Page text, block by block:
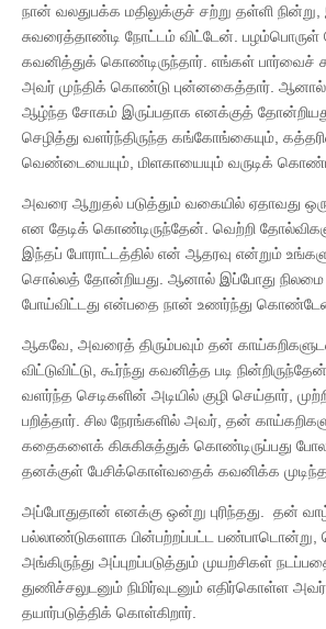
நான் வலதுபக்க மதிலுக்குச் சற்று தள்ளி நின்று,
சுவரைத்தாண்டி நோட்டம் விட்டேன். பழம்பொருள்
கவனித்துக் கொண்டிருந்தார். எங்கள் பார்வைச்
அவர் முந்திக் கொண்டு புன்னகைத்தார்.
ஆழ்ந்த சோகம் இருப்பதாக எனக்குத்
செழித்து வளர்ந்திருந்த கங்கோங்கையும்,
வெண்டையையும், மிளகாயையும் வருடிக்
அவரை ஆறுதல் படுத்தும் வகையில் ஏதாவது
என தேடிக் கொண்டிருந்தேன். வெற்றி
இந்தப் போராட்டத்தில் என் ஆதரவு என்றும்
சொல்லத் தோன்றியது. ஆனால் இப்போது நிலமை
போய்விட்டது என்பதை நான் உணர்ந்து
ஆகவே, அவரைத் திரும்பவும் தன்
விட்டுவிட்டு, கூர்ந்து கவனித்த படி
வளர்ந்த செடிகளின் அடியில் குழி செய்தார்,
பறித்தார். சில நேரங்களில் அவர், தன்
கதைகளைக் கிசுகிசுத்துக் கொண்டிருப்பது
தனக்குள் பேசிக்கொள்வதைக் கவனிக்க
அப்போதுதான் எனக்கு ஒன்று புரிந்தது. தன்
பல்லாண்டுகளாக பின்பற்றப்பட்ட பண்பாடொன்று,
அங்கிருந்து அப்புறப்படுத்தும் முயற்சிகள்
துணிச்சலுடனும் நிமிர்வுடனும் எதிர்கொள்ள
தயார்படுத்திக் கொள்கிறார்.